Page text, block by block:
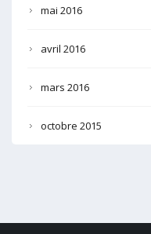
mai 2016
avril 2016
mars 2016
octobre 2015